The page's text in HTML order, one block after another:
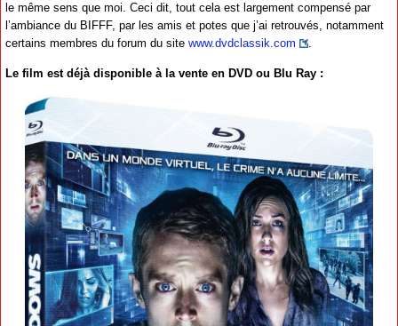
le même sens que moi. Ceci dit, tout cela est largement compensé par
l’ambiance du BIFFF, par les amis et potes que j’ai retrouvés, notamment
certains membres du forum du site www.dvdclassik.com .
Le film est déjà disponible à la vente en DVD ou Blu Ray :